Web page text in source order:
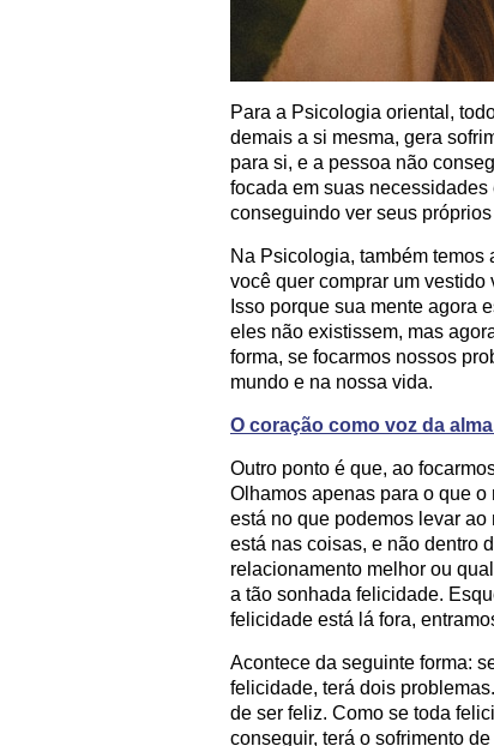
Para a Psicologia oriental,
demais a si mesma, gera
para si, e a pessoa não
focada em suas
conseguindo ver seus
Na Psicologia, também
você quer comprar um
Isso porque sua mente agora
eles não existissem, mas
forma, se focarmos nossos
mundo e na nossa vida.
O coração como voz da
Outro ponto é que, ao
Olhamos apenas para o que
está no que podemos levar
está nas coisas, e não dentro
relacionamento melhor ou
a tão sonhada felicidade.
felicidade está lá fora,
Acontece da seguinte forma:
felicidade, terá dois
de ser feliz. Como se toda
conseguir, terá o sofrimento